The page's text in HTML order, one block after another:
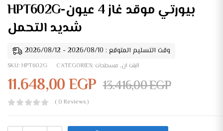
HPT602G-بيورتي موقد غاز 4 عيون
شديد التحمل
وقت التسليم المتوقع : 2026/08/10 - 2026/08/12
SKU: HPT602G CATEGORIES: البلت ان, مسطحات
11.648,00EGP 13.416,00EGP
( 0 Reviews )